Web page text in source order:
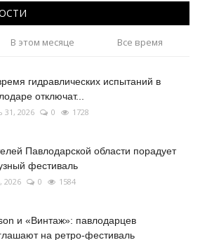
В этом месяце Все время
гидравлических испытаний в
отключат...
31, 2026 0 1728
Павлодарской области порадует
фестиваль
2026 0 1584
и «Винтаж»: павлодарцев
на ретро-фестиваль